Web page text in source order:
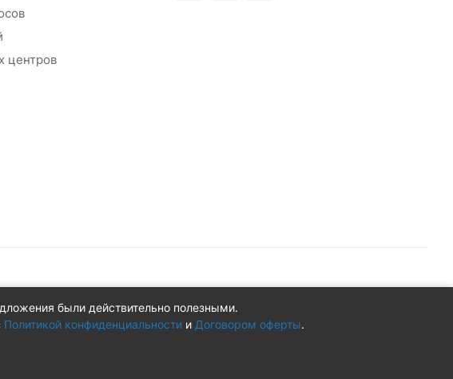
центров
были действительно полезными.
Политикой конфиденциальностии Договором оферты.